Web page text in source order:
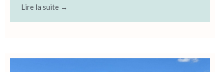
Lire la suite →